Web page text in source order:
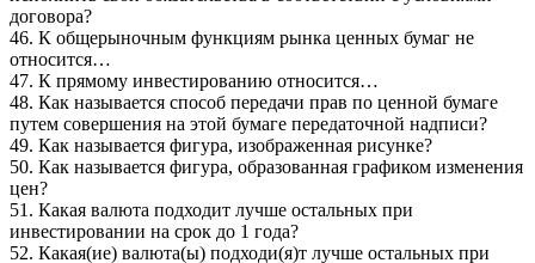
договора?
46. К общерыночным функциям рынка ценных бумаг не
относится…
47. К прямому инвестированию относится…
48. Как называется способ передачи прав по ценной бумаге
путем совершения на этой бумаге передаточной надписи?
49. Как называется фигура, изображенная рисунке?
50. Как называется фигура, образованная графиком изменения
цен?
51. Какая валюта подходит лучше остальных при
инвестировании на срок до 1 года?
52. Какая(ие) валюта(ы) подходи(я)т лучше остальных при